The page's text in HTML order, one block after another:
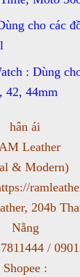
cho các
: Dùng
42, 44mm
hân ái
Leather
& Modern)
204b
Nẵng
/
Shopee :